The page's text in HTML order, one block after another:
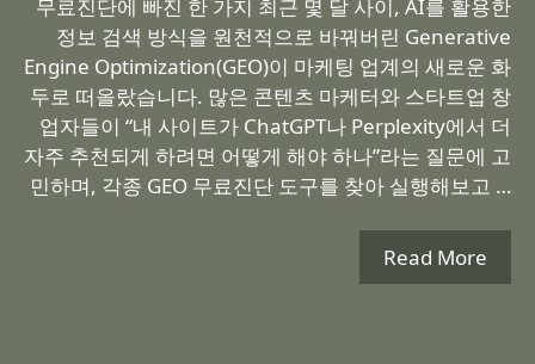
무료진단에 빠진 한 가지 최근 몇 달 사이, AI를 활용한
정보 검색 방식을 원천적으로 바꿔버린 Generative
Engine Optimization(GEO)이 마케팅 업계의 새로운 화
두로 떠올랐습니다. 많은 콘텐츠 마케터와 스타트업 창
업자들이 “내 사이트가 ChatGPT나 Perplexity에서 더
자주 추천되게 하려면 어떻게 해야 하나”라는 질문에 고
민하며, 각종 GEO 무료진단 도구를 찾아 실행해보고 …
Read More